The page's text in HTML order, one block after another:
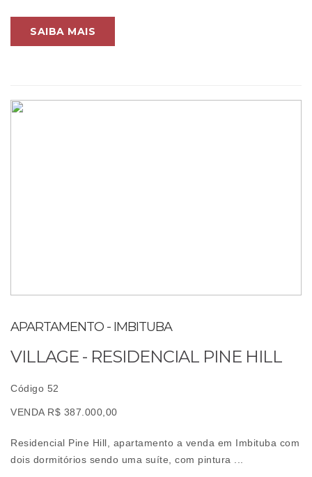
SAIBA MAIS
APARTAMENTO - IMBITUBA
VILLAGE - RESIDENCIAL PINE HILL
Código 52
VENDA R$ 387.000,00
Residencial Pine Hill, apartamento a venda em Imbituba com
dois dormitórios sendo uma suíte, com pintura ...